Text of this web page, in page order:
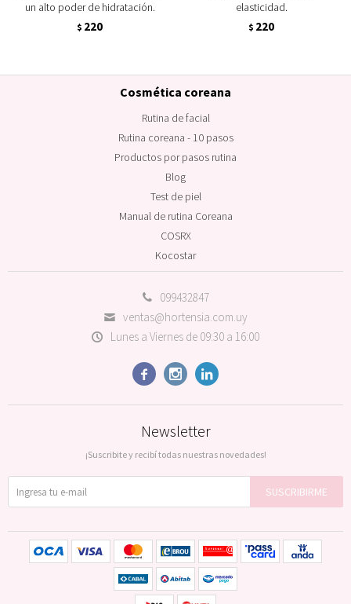
un alto poder de hidratación.
$ 220
elasticidad.
$ 220
099432847
ventas@hortensia.com.uy
Lunes a Viernes de 09:30 a 16:00
  
Cosmética coreana
Rutina de facial
Rutina coreana - 10 pasos
Productos por pasos rutina
Blog
Test de piel
Manual de rutina Coreana
COSRX
Kocostar
Newsletter
¡Suscribite y recibí todas nuestras novedades!
SUSCRIBIRME